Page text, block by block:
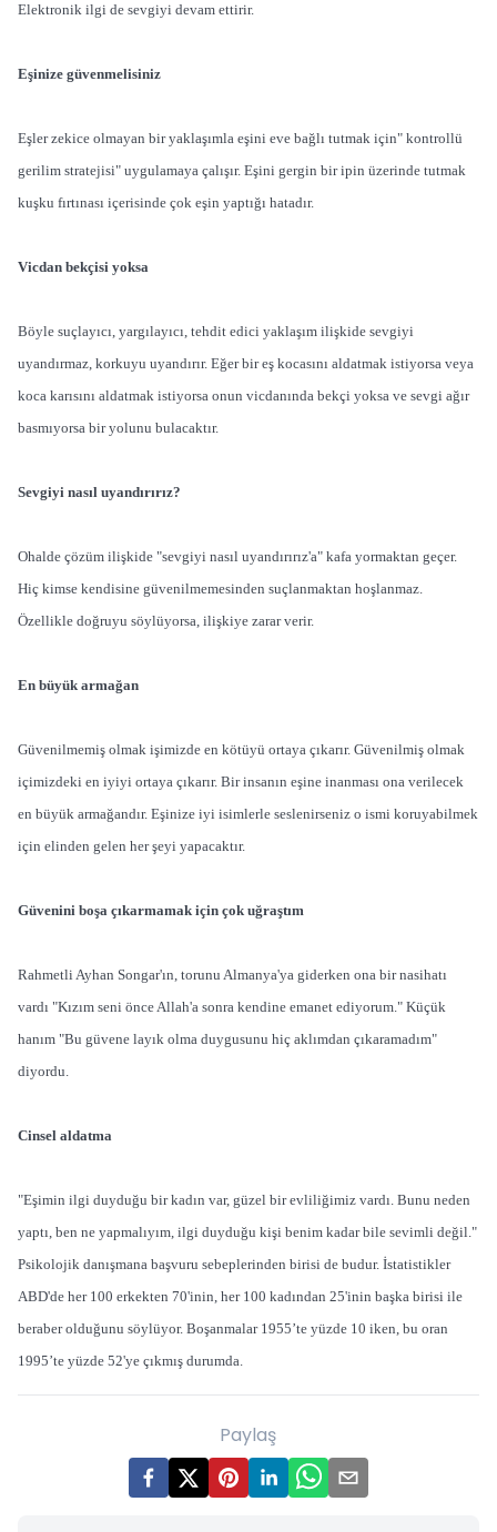
Elektronik ilgi de sevgiyi devam ettirir.
Eşinize güvenmelisiniz
Eşler zekice olmayan bir yaklaşımla eşini eve bağlı tutmak için" kontrollü
gerilim stratejisi" uygulamaya çalışır. Eşini gergin bir ipin üzerinde tutmak
kuşku fırtınası içerisinde çok eşin yaptığı hatadır.
Vicdan bekçisi yoksa
Böyle suçlayıcı, yargılayıcı, tehdit edici yaklaşım ilişkide sevgiyi
uyandırmaz, korkuyu uyandırır. Eğer bir eş kocasını aldatmak istiyorsa veya
koca karısını aldatmak istiyorsa onun vicdanında bekçi yoksa ve sevgi ağır
basmıyorsa bir yolunu bulacaktır.
Sevgiyi nasıl uyandırırız?
Ohalde çözüm ilişkide "sevgiyi nasıl uyandırırız'a" kafa yormaktan geçer.
Hiç kimse kendisine güvenilmemesinden suçlanmaktan hoşlanmaz.
Özellikle doğruyu söylüyorsa, ilişkiye zarar verir.
En büyük armağan
Güvenilmemiş olmak işimizde en kötüyü ortaya çıkarır. Güvenilmiş olmak
içimizdeki en iyiyi ortaya çıkarır. Bir insanın eşine inanması ona verilecek
en büyük armağandır. Eşinize iyi isimlerle seslenirseniz o ismi koruyabilmek
için elinden gelen her şeyi yapacaktır.
Güvenini boşa çıkarmamak için çok uğraştım
Rahmetli Ayhan Songar'ın, torunu Almanya'ya giderken ona bir nasihatı
vardı "Kızım seni önce Allah'a sonra kendine emanet ediyorum." Küçük
hanım "Bu güvene layık olma duygusunu hiç aklımdan çıkaramadım"
diyordu.
Cinsel aldatma
"Eşimin ilgi duyduğu bir kadın var, güzel bir evliliğimiz vardı. Bunu neden
yaptı, ben ne yapmalıyım, ilgi duyduğu kişi benim kadar bile sevimli değil."
Psikolojik danışmana başvuru sebeplerinden birisi de budur. İstatistikler
ABD'de her 100 erkekten 70'inin, her 100 kadından 25'inin başka birisi ile
beraber olduğunu söylüyor. Boşanmalar 1955’te yüzde 10 iken, bu oran
1995’te yüzde 52'ye çıkmış durumda.
Paylaş